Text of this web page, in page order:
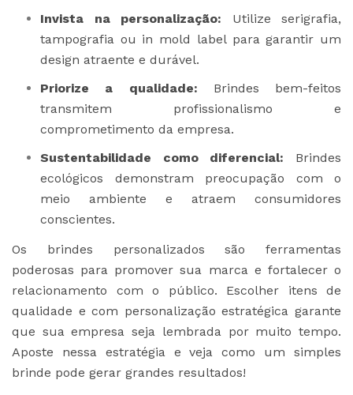
Invista na personalização: Utilize serigrafia,
tampografia ou in mold label para garantir um
design atraente e durável.
Priorize a qualidade: Brindes bem-feitos
transmitem profissionalismo e
comprometimento da empresa.
Sustentabilidade como diferencial: Brindes
ecológicos demonstram preocupação com o
meio ambiente e atraem consumidores
conscientes.
Os brindes personalizados são ferramentas
poderosas para promover sua marca e fortalecer o
relacionamento com o público. Escolher itens de
qualidade e com personalização estratégica garante
que sua empresa seja lembrada por muito tempo.
Aposte nessa estratégia e veja como um simples
brinde pode gerar grandes resultados!